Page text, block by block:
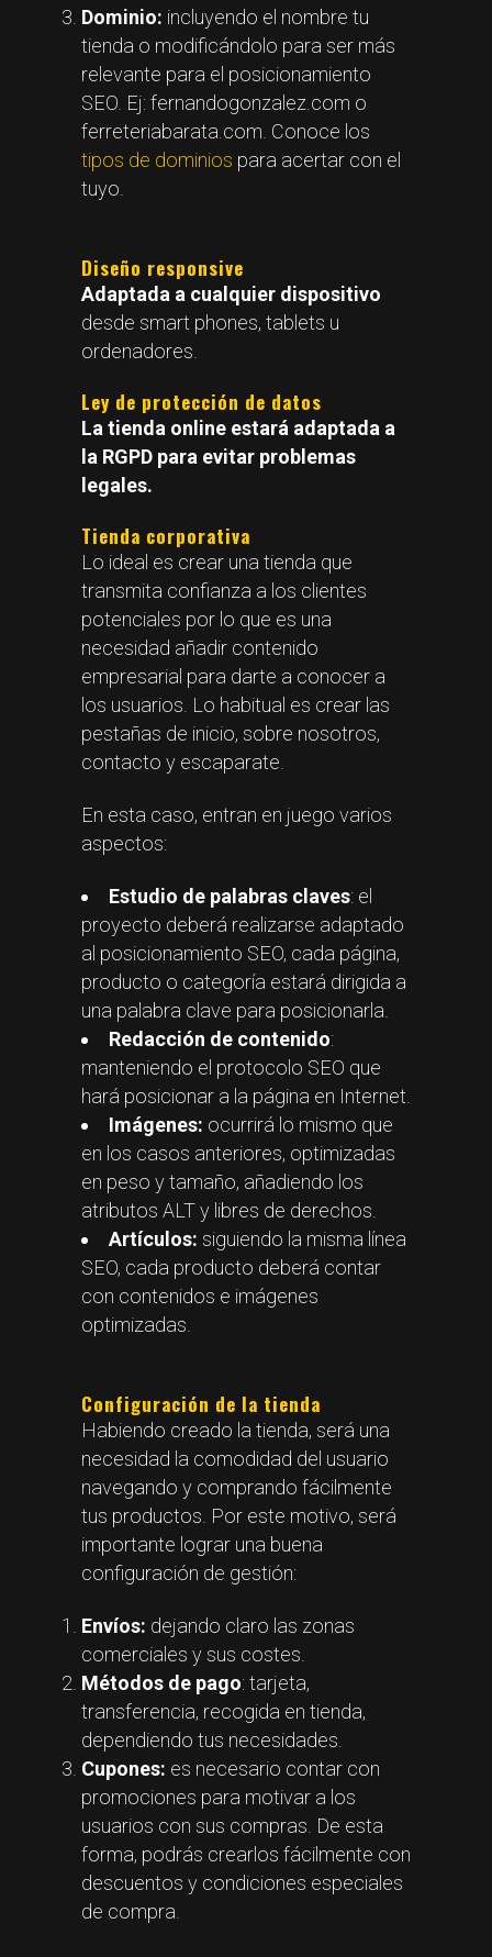
Dominio: incluyendo el nombre tu
tienda o modificándolo para ser más
relevante para el posicionamiento
SEO. Ej: fernandogonzalez.com o
ferreteriabarata.com. Conoce los
tipos de dominios para acertar con el
tuyo.
Diseño responsive
Adaptada a cualquier dispositivo
desde smart phones, tablets u
ordenadores.
Ley de protección de datos
La tienda online estará adaptada a
la RGPD para evitar problemas
legales.
Tienda corporativa
Lo ideal es crear una tienda que
transmita confianza a los clientes
potenciales por lo que es una
necesidad añadir contenido
empresarial para darte a conocer a
los usuarios. Lo habitual es crear las
pestañas de inicio, sobre nosotros,
contacto y escaparate.
En esta caso, entran en juego varios
aspectos:
Estudio de palabras claves: el
proyecto deberá realizarse adaptado
al posicionamiento SEO, cada página,
producto o categoría estará dirigida a
una palabra clave para posicionarla.
Redacción de contenido:
manteniendo el protocolo SEO que
hará posicionar a la página en Internet.
Imágenes: ocurrirá lo mismo que
en los casos anteriores, optimizadas
en peso y tamaño, añadiendo los
atributos ALT y libres de derechos.
Artículos: siguiendo la misma línea
SEO, cada producto deberá contar
con contenidos e imágenes
optimizadas.
Configuración de la tienda
Habiendo creado la tienda, será una
necesidad la comodidad del usuario
navegando y comprando fácilmente
tus productos. Por este motivo, será
importante lograr una buena
configuración de gestión:
Envíos: dejando claro las zonas
comerciales y sus costes.
Métodos de pago: tarjeta,
transferencia, recogida en tienda,
dependiendo tus necesidades.
Cupones: es necesario contar con
promociones para motivar a los
usuarios con sus compras. De esta
forma, podrás crearlos fácilmente con
descuentos y condiciones especiales
de compra.